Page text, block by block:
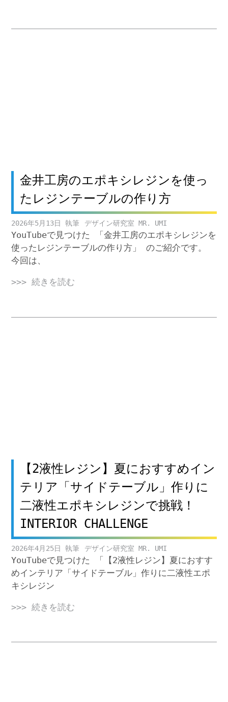
金井工房のエポキシレジンを使っ
たレジンテーブルの作り方
2026年5月13日 デザイン研究室 MR. UMI
YouTubeで見つけた 「金井工房のエポキシレジンを
使ったレジンテーブルの作り方」 のご紹介です。
今回は、
>>> 続きを読む
【2液性レジン】夏におすすめイン
テリア「サイドテーブル」作りに
二液性エポキシレジンで挑戦！
INTERIOR CHALLENGE
2026年4月25日 デザイン研究室 MR. UMI
YouTubeで見つけた 「【2液性レジン】夏におすす
めインテリア「サイドテーブル」作りに二液性エポ
キシレジン
>>> 続きを読む